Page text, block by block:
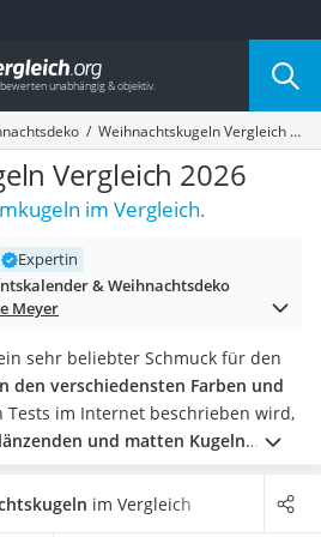
Kategorie
4
Weihnachtskugeln Vergleich 2026
Vergleich 2026
im Vergleich.
Expertin
& Weihnachtsdeko
Meyer
sehr beliebter Schmuck für den
den verschiedensten Farben und
Tests im Internet beschrieben wird,
und matten Kugeln
auch vollständig glitzernde oder
Kugeln enthalten.
Es werden
im Vergleich